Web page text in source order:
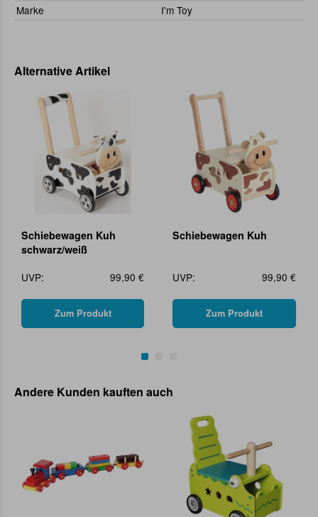
Marke
I'm Toy
Alternative Artikel
Schiebewagen Kuh
schwarz/weiß
UVP:
99,90 €
Zum Produkt
Schiebewagen Kuh
UVP: 99,90 €
Zum Produkt
Andere Kunden kauften auch